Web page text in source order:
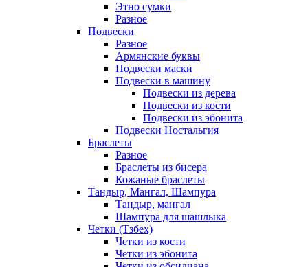
Этно сумки
Разное
Подвески
Разное
Армянские буквы
Подвески маски
Подвески в машину
Подвески из дерева
Подвески из кости
Подвески из эбонита
Подвески Ностальгия
Браслеты
Разное
Браслеты из бисера
Кожаные браслеты
Тандыр, Мангал, Шампура
Тандыр, мангал
Шампура для шашлыка
Четки (Тзбех)
Четки из кости
Четки из эбонита